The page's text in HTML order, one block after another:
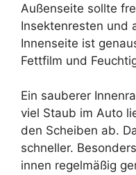
Außenseite sollte
Insektenresten und
Innenseite ist
Fettfilm und
Ein sauberer
viel Staub im Auto
den Scheiben ab.
schneller.
innen regelmäßig